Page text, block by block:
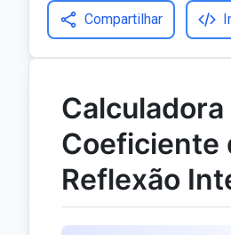
Compartilhar
Calculadora
Coeficiente
Reflexão